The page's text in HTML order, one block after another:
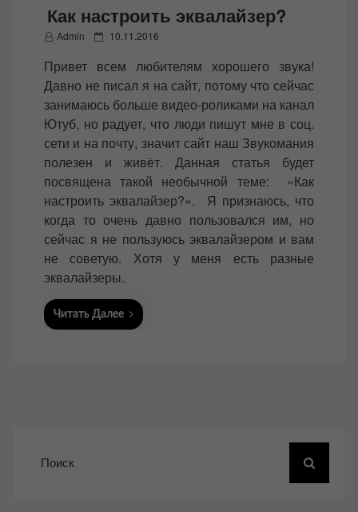
Как настроить эквалайзер?
Admin
P
s
t
e
d
o
n
10.11.2016
Привет всем любителям хорошего звука!
Давно не писал я на сайт, потому что сейчас
занимаюсь больше видео-роликами на канал
Ютуб, но радует, что люди пишут мне в соц.
сети и на почту, значит сайт наш Звукомания
полезен и живёт. Данная статья будет
посвящена такой необычной теме: «Как
настроить эквалайзер?». Я признаюсь, что
когда то очень давно пользовался им, но
сейчас я не пользуюсь эквалайзером и вам
не советую. Хотя у меня есть разные
эквалайзеры.
Читать Далее